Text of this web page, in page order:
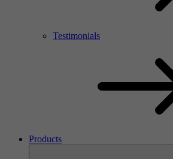
Testimonials
Products